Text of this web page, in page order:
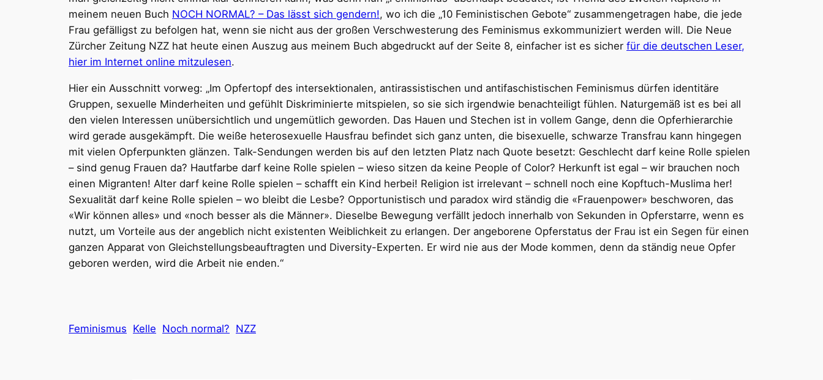
meinem neuen Buch NOCH NORMAL? – Das lässt sich gendern!, wo ich die „10 Feministischen Gebote“ zusammengetragen habe, die jede
Frau gefälligst zu befolgen hat, wenn sie nicht aus der großen Verschwesterung des Feminismus exkommuniziert werden will. Die Neue
Zürcher Zeitung NZZ hat heute einen Auszug aus meinem Buch abgedruckt auf der Seite 8, einfacher ist es sicher für die deutschen Leser,
hier im Internet online mitzulesen.
Hier ein Ausschnitt vorweg: „Im Opfertopf des intersektionalen, antirassistischen und antifaschistischen Feminismus dürfen identitäre
Gruppen, sexuelle Minderheiten und gefühlt Diskriminierte mitspielen, so sie sich irgendwie benachteiligt fühlen. Naturgemäß ist es bei all
den vielen Interessen unübersichtlich und ungemütlich geworden. Das Hauen und Stechen ist in vollem Gange, denn die Opferhierarchie
wird gerade ausgekämpft. Die weiße heterosexuelle Hausfrau befindet sich ganz unten, die bisexuelle, schwarze Transfrau kann hingegen
mit vielen Opferpunkten glänzen. Talk-Sendungen werden bis auf den letzten Platz nach Quote besetzt: Geschlecht darf keine Rolle spielen
– sind genug Frauen da? Hautfarbe darf keine Rolle spielen – wieso sitzen da keine People of Color? Herkunft ist egal – wir brauchen noch
einen Migranten! Alter darf keine Rolle spielen – schafft ein Kind herbei! Religion ist irrelevant – schnell noch eine Kopftuch-Muslima her!
Sexualität darf keine Rolle spielen – wo bleibt die Lesbe? Opportunistisch und paradox wird ständig die «Frauenpower» beschworen, das
«Wir können alles» und «noch besser als die Männer». Dieselbe Bewegung verfällt jedoch innerhalb von Sekunden in Opferstarre, wenn es
nutzt, um Vorteile aus der angeblich nicht existenten Weiblichkeit zu erlangen. Der angeborene Opferstatus der Frau ist ein Segen für einen
ganzen Apparat von Gleichstellungsbeauftragten und Diversity-Experten. Er wird nie aus der Mode kommen, denn da ständig neue Opfer
geboren werden, wird die Arbeit nie enden.“
Feminismus Kelle Noch normal? NZZ